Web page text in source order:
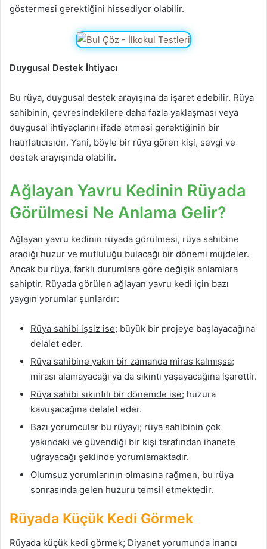
göstermesi gerektiğini hissediyor olabilir.
Duygusal Destek İhtiyacı
Bu rüya, duygusal destek arayışına da işaret edebilir. Rüya
sahibinin, çevresindekilere daha fazla yaklaşması veya
duygusal ihtiyaçlarını ifade etmesi gerektiğinin bir
hatırlatıcısıdır. Yani, böyle bir rüya gören kişi, sevgi ve
destek arayışında olabilir.
Ağlayan Yavru Kedinin Rüyada
Görülmesi Ne Anlama Gelir?
Ağlayan yavru kedinin rüyada görülmesi, rüya sahibine
aradığı huzur ve mutluluğu bulacağı bir dönemi müjdeler.
Ancak bu rüya, farklı durumlara göre değişik anlamlara
sahiptir. Rüyada görülen ağlayan yavru kedi için bazı
yaygın yorumlar şunlardır:
Rüya sahibi işsiz ise; büyük bir projeye başlayacağına
delalet eder.
Rüya sahibine yakın bir zamanda miras kalmışsa;
mirası alamayacağı ya da sıkıntı yaşayacağına işarettir.
Rüya sahibi sıkıntılı bir dönemde ise; huzura
kavuşacağına delalet eder.
Bazı yorumcular bu rüyayı; rüya sahibinin çok
yakındaki ve güvendiği bir kişi tarafından ihanete
uğrayacağı şeklinde yorumlamaktadır.
Olumsuz yorumlarının olmasına rağmen, bu rüya
sonrasında gelen huzuru temsil etmektedir.
Rüyada Küçük Kedi Görmek
Rüyada küçük kedi görmek; Diyanet yorumunda inancı